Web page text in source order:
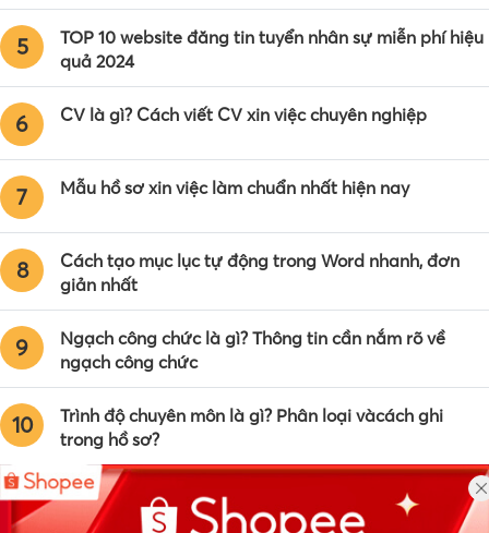
5
TOP 10 website đăng tin tuyển nhân sự miễn phí hiệu
quả 2024
6 CV là gì? Cách viết CV xin việc chuyên nghiệp
7 Mẫu hồ sơ xin việc làm chuẩn nhất hiện nay
8
Cách tạo mục lục tự động trong Word nhanh, đơn
giản nhất
9
Ngạch công chức là gì? Thông tin cần nắm rõ về
ngạch công chức
10
Trình độ chuyên môn là gì? Phân loại vàcách ghi
trong hồ sơ?